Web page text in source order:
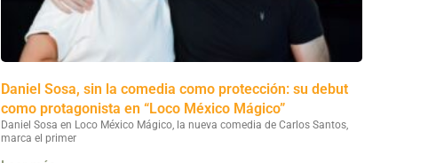
Daniel Sosa, sin la comedia como protección: su debut
como protagonista en “Loco México Mágico”
Daniel Sosa en Loco México Mágico, la nueva comedia de Carlos Santos,
marca el primer